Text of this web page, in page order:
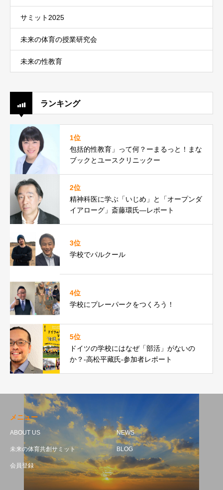
サミット2025
未来の体育の授業研究会
未来の性教育
ランキング
1位
包括的性教育」って何？ーまるっと！まな
ブックとユースクリニックー
2位
精神科医に学ぶ「いじめ」と「オープンダ
イアローグ」斎藤環氏―レポート
3位
学校でパルクール
4位
学校にプレーパークをつくろう！
5位
ドイツの学校にはなぜ「部活」がないの
か？-高松平藏氏-参加者レポート
メニュー
ABOUT US NEWS
未来の体育共創サミット BLOG
会員登録